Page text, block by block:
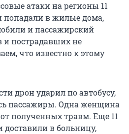
атаки на регионы 11
попадали в жилые дома,
и пассажирский
и пострадавших не
что известно к этому
дрон ударил по автобусу,
пассажиры. Одна женщина
полученных травм. Еще 11
доставили в больницу,